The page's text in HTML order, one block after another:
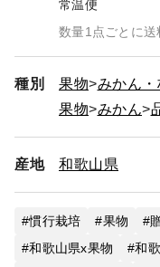
常温便
数量1点ごとに送
種別 果物
みかん
果物
みかん
産地 和歌山県
慣行栽培 果物
和歌山県x果物
和